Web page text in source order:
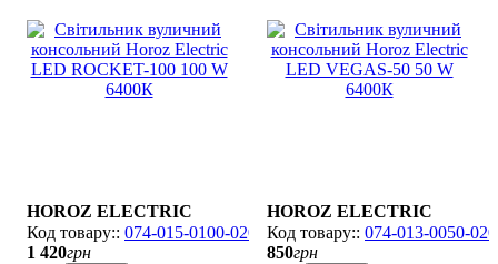
HOROZ ELECTRIC
074-015-0100-020
1 420грн
HOROZ ELECTRIC
074-013-0050-020
850грн